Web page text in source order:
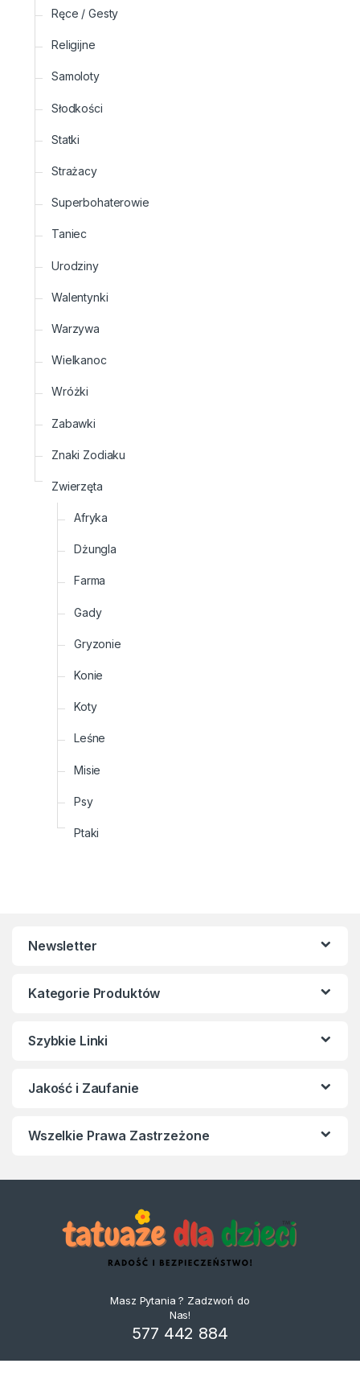
Ręce / Gesty
Religijne
Samoloty
Słodkości
Statki
Strażacy
Superbohaterowie
Taniec
Urodziny
Walentynki
Warzywa
Wielkanoc
Wróżki
Zabawki
Znaki Zodiaku
Zwierzęta
Afryka
Dżungla
Farma
Gady
Gryzonie
Konie
Koty
Leśne
Misie
Psy
Ptaki
Newsletter
Kategorie Produktów
Szybkie Linki
Jakość i Zaufanie
Wszelkie Prawa Zastrzeżone
Masz Pytania ? Zadzwoń do
Nas!
577 442 884